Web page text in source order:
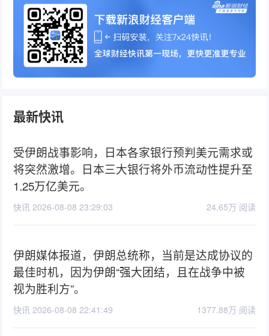
最新快讯
受伊朗战事影响，日本各家银行预判美元需求或
将突然激增。日本三大银行将外币流动性提升至
1.25万亿美元。
快讯 2026-08-08 23:29:03 24.65万 阅读
伊朗媒体报道，伊朗总统称，当前是达成协议的
最佳时机，因为伊朗“强大团结，且在战争中被
视为胜利方”。
快讯 2026-08-08 22:41:49 1377.88万 阅读